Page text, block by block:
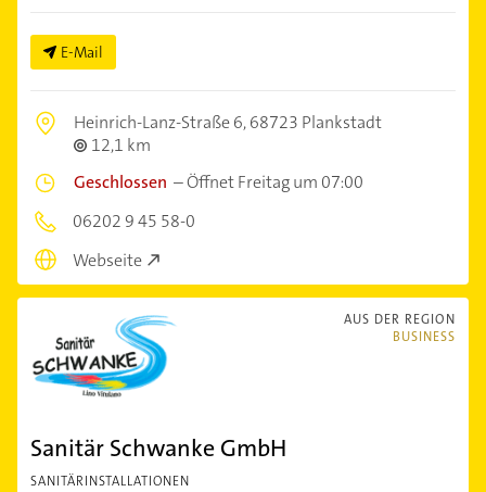
E-Mail
Heinrich-Lanz-Straße 6,68723 Plankstadt
12,1 km
Geschlossen –Öffnet Freitag um 07:00
06202 9 45 58-0
Webseite
AUS DER REGION
BUSINESS
Sanitär Schwanke GmbH
SANITÄRINSTALLATIONEN